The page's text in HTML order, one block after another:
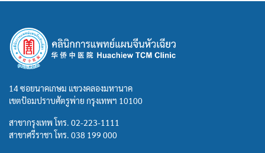
14 ซอยนาคเกษม แขวงคลองมหานาค
เขตป้อมปราบศัตรูพ่าย กรุงเทพฯ 10100
สาขากรุงเทพ โทร. 02-223-1111
สาขาศรีราชา โทร. 038 199 000